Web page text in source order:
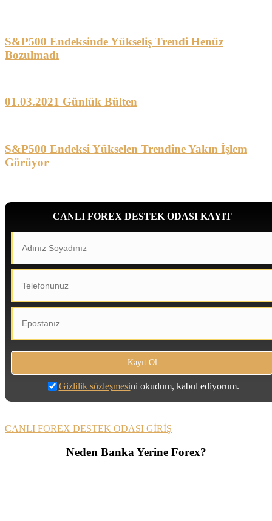
S&P500 Endeksinde Yükseliş Trendi Henüz
Bozulmadı
01.03.2021 Günlük Bülten
S&P500 Endeksi Yükselen Trendine Yakın İşlem
Görüyor
CANLI FOREX DESTEK ODASI KAYIT
Gizlilik sözleşmesini okudum, kabul ediyorum.
CANLI FOREX DESTEK ODASI GİRİŞ
Neden Banka Yerine Forex?